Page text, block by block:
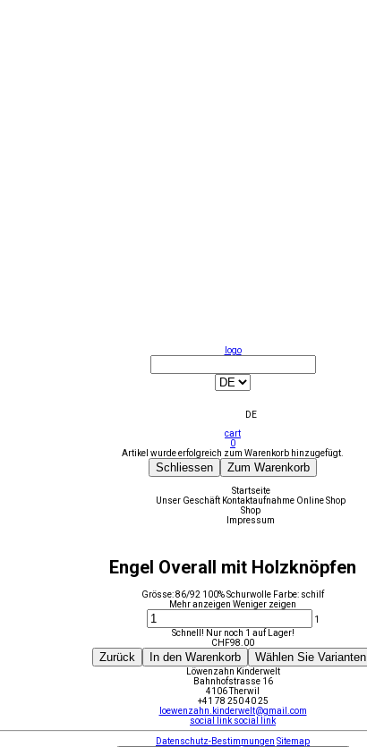
logo
DE
cart
0
Artikel wurde erfolgreich zum Warenkorb hinzugefügt.
Schliessen Zum Warenkorb
Startseite
Unser Geschäft Kontaktaufnahme Online Shop
Shop
Impressum
Engel Overall mit Holzknöpfen
Grösse: 86/92 100% Schurwolle Farbe: schilf
Mehr anzeigen Weniger zeigen
1
Schnell! Nur noch 1 auf Lager!
CHF98.00
Zurück In den Warenkorb Wählen Sie Varianten
Löwenzahn Kinderwelt
Bahnhofstrasse 16
4106 Therwil
+41 78 250 40 25
loewenzahn.kinderwelt@gmail.com
social link social link
Datenschutz-Bestimmungen Sitemap